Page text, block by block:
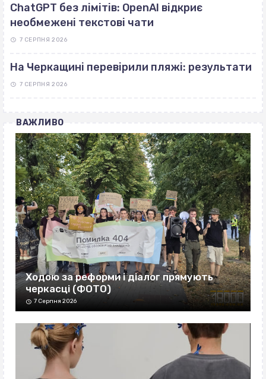
ChatGPT без лімітів: OpenAI відкриє
необмежені текстові чати
7 СЕРПНЯ 2026
На Черкащині перевірили пляжі: результати
7 СЕРПНЯ 2026
ВАЖЛИВО
Ходою за реформи і діалог прямують
черкасці (ФОТО)
7 Серпня 2026